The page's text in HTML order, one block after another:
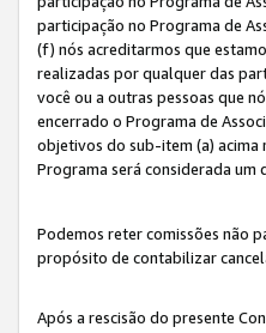
participação no Programa de
(f) nós acreditarmos que
realizadas por qualquer das
você ou a outras pessoas que
encerrado o Programa de
objetivos do sub-item (a) acima
Programa será considerada
Podemos reter comissões não
propósito de contabilizar
Após a rescisão do presente